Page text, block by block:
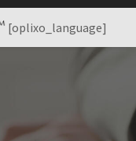
[oplixo_language]